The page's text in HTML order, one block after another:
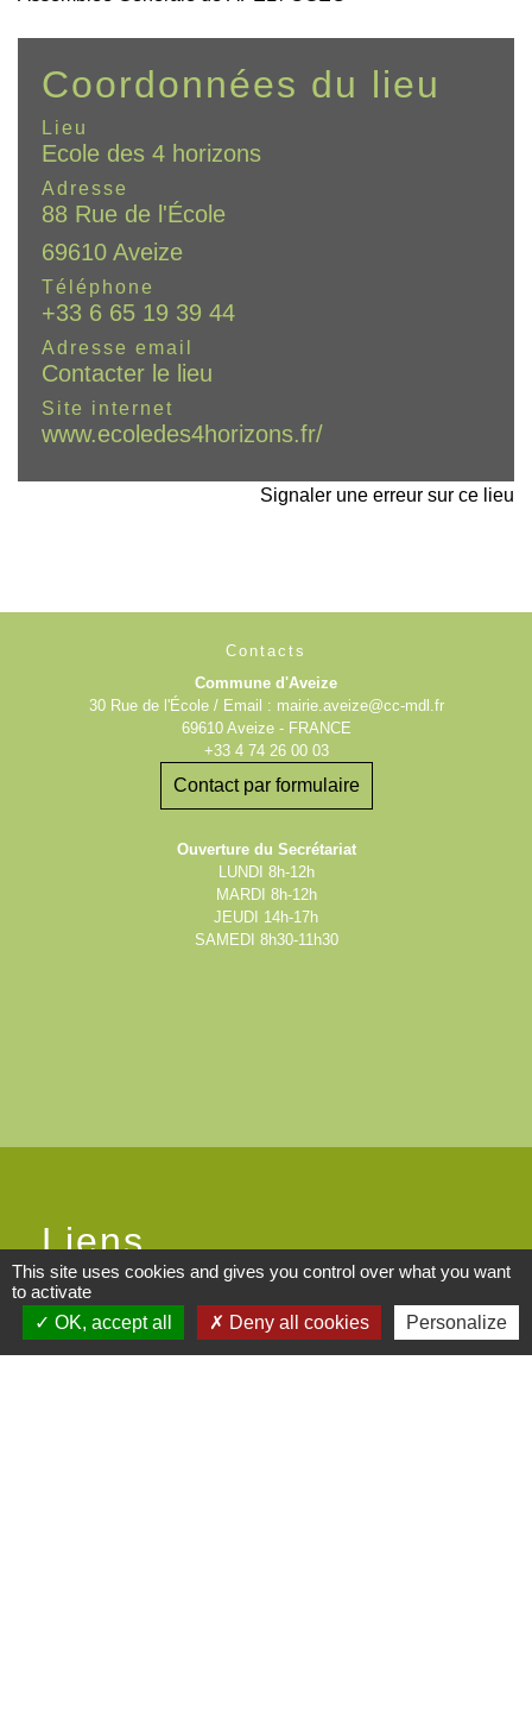
Coordonnées du lieu
Lieu
Ecole des 4 horizons
Adresse
88 Rue de l'École
69610 Aveize
Téléphone
+33 6 65 19 39 44
Adresse email
Contacter le lieu
Site internet
www.ecoledes4horizons.fr/
Signaler une erreur sur ce lieu
Contacts
Commune d'Aveize
30 Rue de l'École / Email : mairie.aveize@cc-mdl.fr
69610 Aveize - FRANCE
+33 4 74 26 00 03
Contact par formulaire
Ouverture du Secrétariat
LUNDI 8h-12h
MARDI 8h-12h
JEUDI 14h-17h
SAMEDI 8h30-11h30
Liens
Centre socioculturel ARCHIPEL
Communauté de communes des
This site uses cookies and gives you control over what you want
to activate
OK, accept all
Deny all cookies Personalize